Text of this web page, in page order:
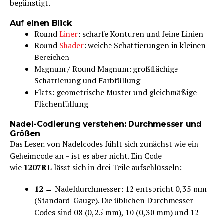
begünstigt.
Auf einen Blick
RoundLiner: scharfe Konturen und feine Linien
Round Shader: weiche Schattierungen in kleinen
Bereichen
Magnum / Round Magnum: großflächige
Schattierung und Farbfüllung
Flats: geometrische Muster und gleichmäßige
Flächenfüllung
Nadel-Codierung verstehen: Durchmesser und
Größen
Das Lesen von Nadelcodes fühlt sich zunächst wie ein
Geheimcode an – ist es aber nicht. Ein Code
wie 1207RLlässt sich in drei Teile aufschlüsseln:
12 → Nadeldurchmesser: 12 entspricht 0,35 mm
(Standard-Gauge). Die üblichen Durchmesser-
Codes sind 08 (0,25 mm), 10 (0,30 mm) und 12